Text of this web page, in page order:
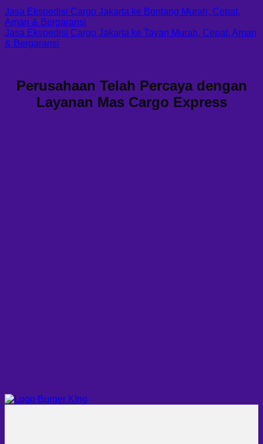
Jasa Ekspedisi Cargo Jakarta ke Bontang Murah, Cepat,
Aman & Bergaransi
Jasa Ekspedisi Cargo Jakarta ke Tayan Murah, Cepat, Aman
& Bergaransi
Perusahaan Telah Percaya dengan
Layanan Mas Cargo Express